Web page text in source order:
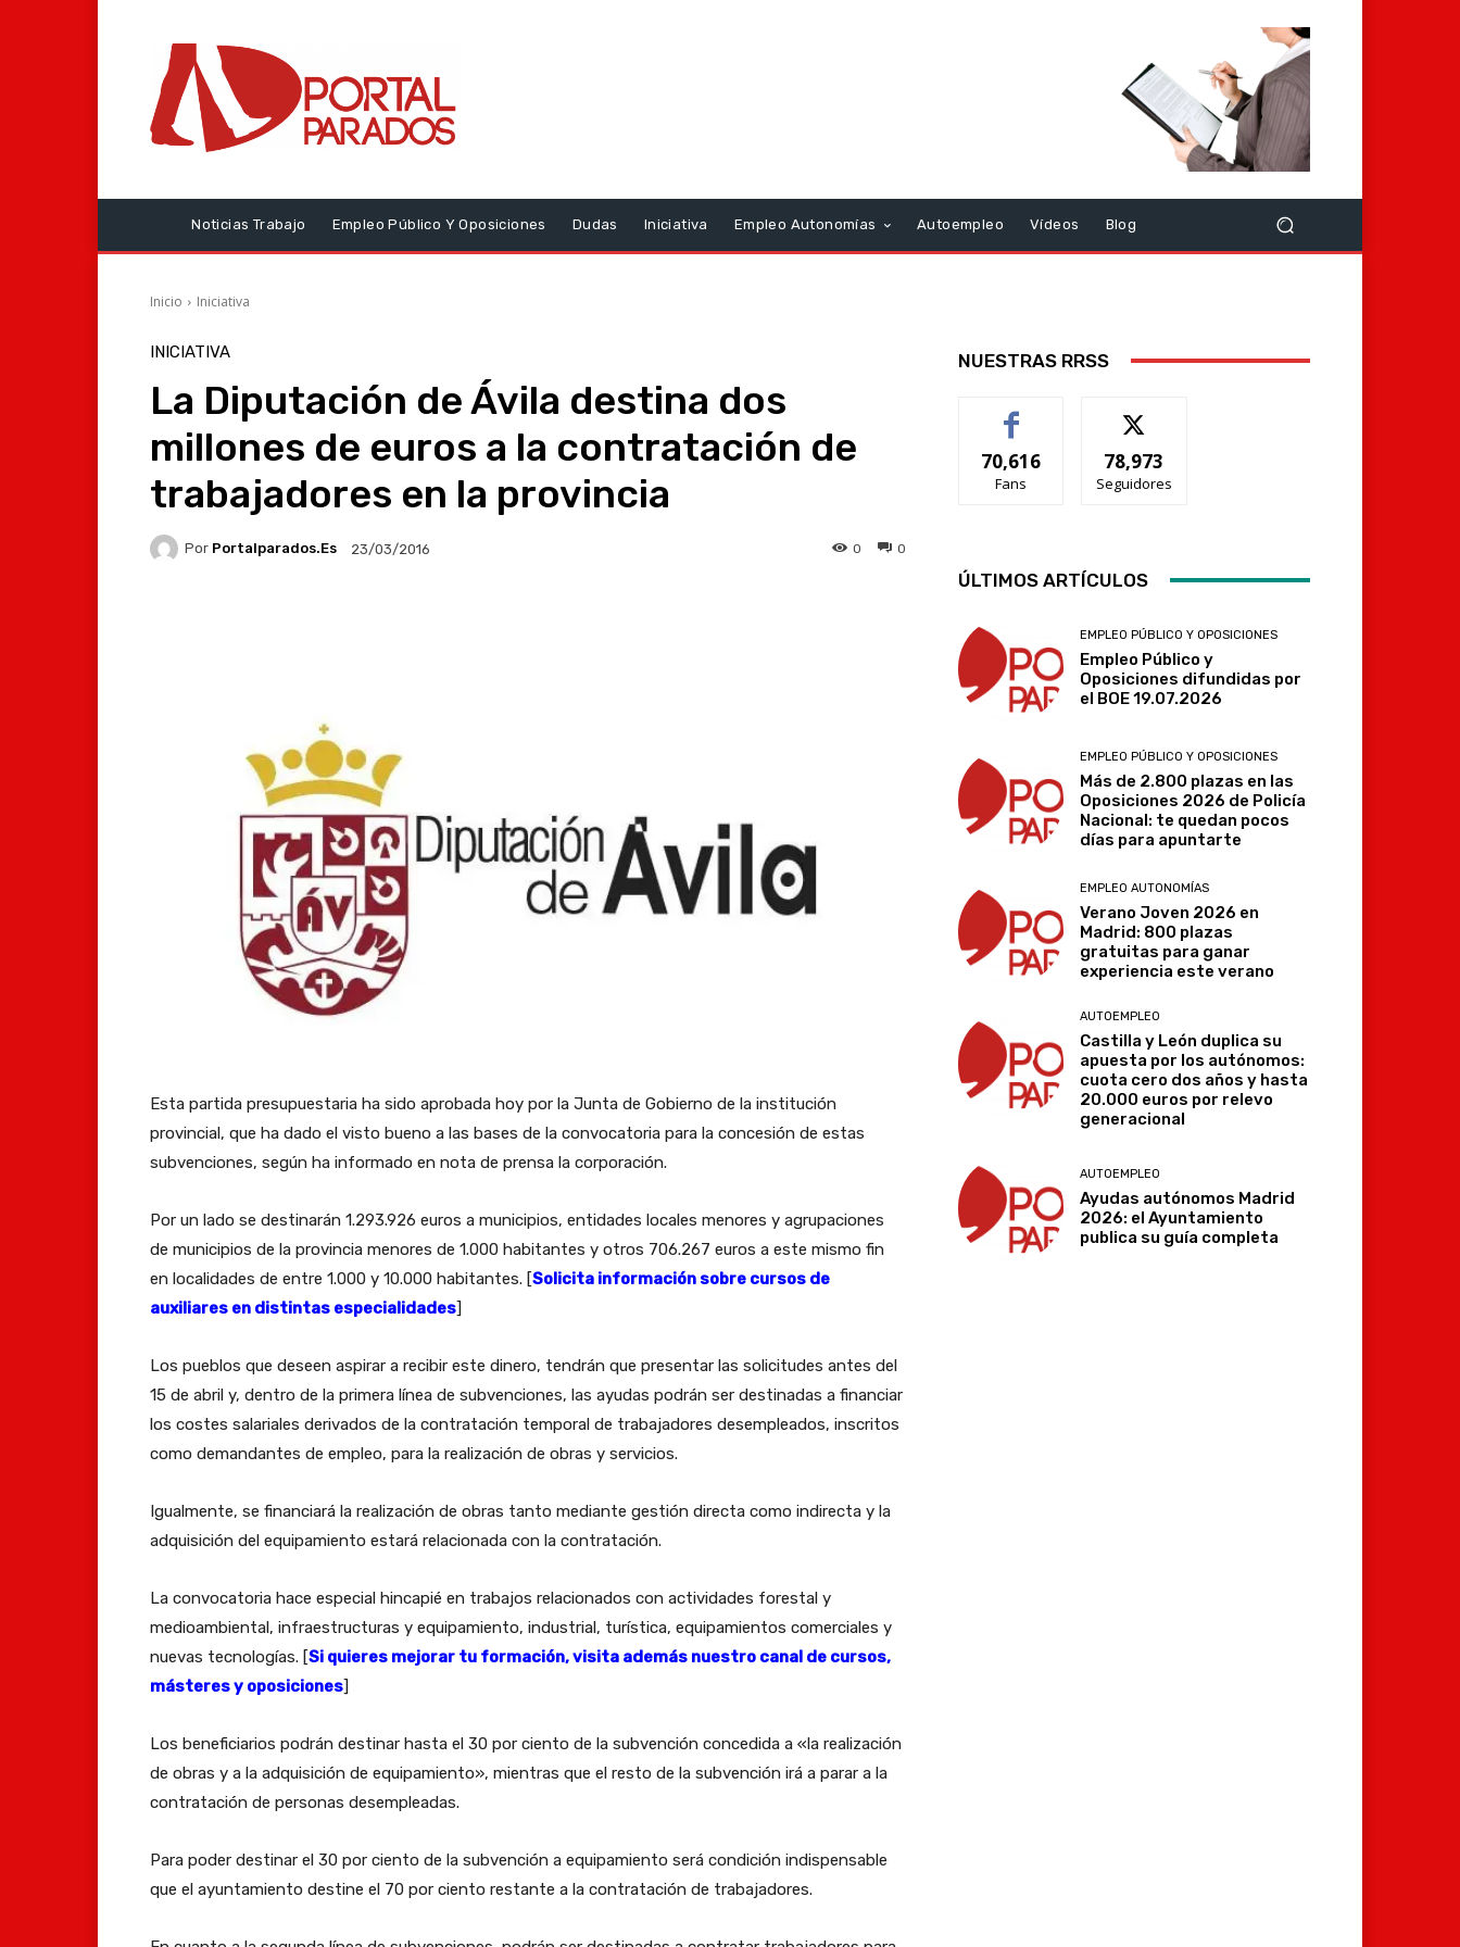
Noticias Trabajo Empleo Público Y Oposiciones Dudas Iniciativa Empleo Autonomías Autoempleo Vídeos Blog
Inicio Iniciativa
INICIATIVA
La Diputación de Ávila destina dos
millones de euros a la contratación de
trabajadores en la provincia
Por Portalparados.es 23/03/2016 0
0
Esta partida presupuestaria ha sido aprobada hoy por la Junta de Gobierno de la institución
provincial, que ha dado el visto bueno a las bases de la convocatoria para la concesión de estas
subvenciones, según ha informado en nota de prensa la corporación.
Por un lado se destinarán 1.293.926 euros a municipios, entidades locales menores y agrupaciones
de municipios de la provincia menores de 1.000 habitantes y otros 706.267 euros a este mismo fin
en localidades de entre 1.000 y 10.000 habitantes. [Solicita información sobre cursos de
auxiliares en distintas especialidades]
Los pueblos que deseen aspirar a recibir este dinero, tendrán que presentar las solicitudes antes del
15 de abril y, dentro de la primera línea de subvenciones, las ayudas podrán ser destinadas a financiar
los costes salariales derivados de la contratación temporal de trabajadores desempleados, inscritos
como demandantes de empleo, para la realización de obras y servicios.
Igualmente, se financiará la realización de obras tanto mediante gestión directa como indirecta y la
adquisición del equipamiento estará relacionada con la contratación.
La convocatoria hace especial hincapié en trabajos relacionados con actividades forestal y
medioambiental, infraestructuras y equipamiento, industrial, turística, equipamientos comerciales y
nuevas tecnologías. [Si quieres mejorar tu formación, visita además nuestro canal de cursos,
másteres y oposiciones]
Los beneficiarios podrán destinar hasta el 30 por ciento de la subvención concedida a «la realización
de obras y a la adquisición de equipamiento», mientras que el resto de la subvención irá a parar a la
contratación de personas desempleadas.
Para poder destinar el 30 por ciento de la subvención a equipamiento será condición indispensable
que el ayuntamiento destine el 70 por ciento restante a la contratación de trabajadores.
NUESTRAS RRSS
70,616
Fans
78,973
Seguidores
ÚLTIMOS ARTÍCULOS
EMPLEO PÚBLICO Y OPOSICIONES
Empleo Público y
Oposiciones difundidas por
el BOE 19.07.2026
EMPLEO PÚBLICO Y OPOSICIONES
Más de 2.800 plazas en las
Oposiciones 2026 de Policía
Nacional: te quedan pocos
días para apuntarte
EMPLEO AUTONOMÍAS
Verano Joven 2026 en
Madrid: 800 plazas
gratuitas para ganar
experiencia este verano
AUTOEMPLEO
Castilla y León duplica su
apuesta por los autónomos:
cuota cero dos años y hasta
20.000 euros por relevo
generacional
AUTOEMPLEO
Ayudas autónomos Madrid
2026: el Ayuntamiento
publica su guía completa